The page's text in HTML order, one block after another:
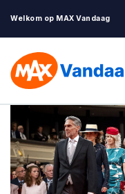
Welkom op MAX Vandaag